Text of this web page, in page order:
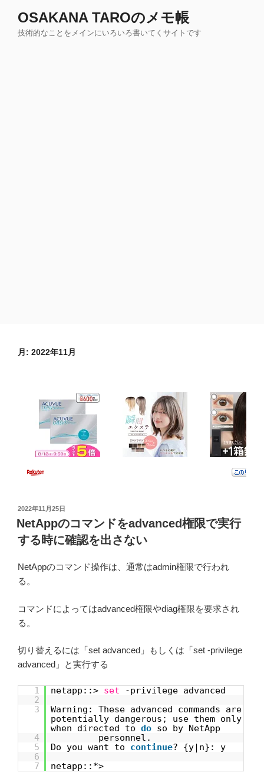
OSAKANA TAROのメモ帳
技術的なことをメインにいろいろ書いてくサイトです
月: 2022年11月
投
稿
日:
2022年11月25日
NetAppのコマンドをadvanced権限で実行
する時に確認を出さない
NetAppのコマンド操作は、通常はadmin権限で行われ
る。
コマンドによってはadvanced権限やdiag権限を要求され
る。
切り替えるには「set advanced」もしくは「set -privilege
advanced」と実行する
1 netapp::> set
-privilege advanced
2
3
Warning: These advanced commands are
potentially dangerous; use them only
when directed to do so by NetApp
4
personnel.
5
Do you want to continue? {y|n}: y
6
7
netapp::*>